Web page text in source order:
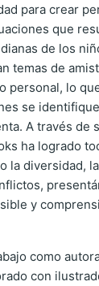
para crear
que
de los
temas de
personal, lo
se
A través de
ha logrado
la diversidad,
y
como
con